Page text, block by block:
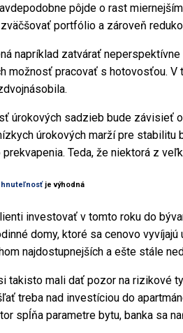
pôjde o rast
portfólio a zároveň
napríklad zatvárať
možnosť pracovať s hotovosťou.
úrokových sadzieb bude závisieť
úrokových marží pre stabilitu
prekvapenia. Teda, že niektorá z
je výhodná
investovať v tomto roku do
domy, ktoré sa cenovo
najdostupnejších a ešte stále
takisto mali dať pozor na rizikové
treba nad investíciou do
spĺňa parametre bytu, banka sa